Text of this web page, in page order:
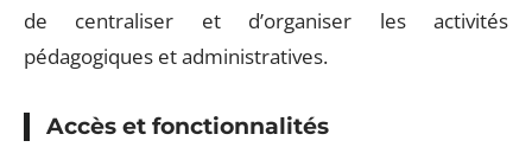
de centraliser et d’organiser les activités
pédagogiques et administratives.
Accès et fonctionnalités